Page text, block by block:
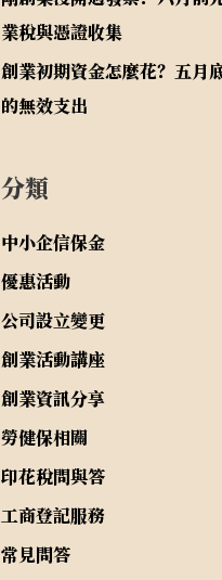
業稅與憑證收集
創業初期資金怎麼花？五月
的無效支出
分類
中小企信保金
優惠活動
公司設立變更
創業活動講座
創業資訊分享
勞健保相關
印花稅問與答
工商登記服務
常見問答